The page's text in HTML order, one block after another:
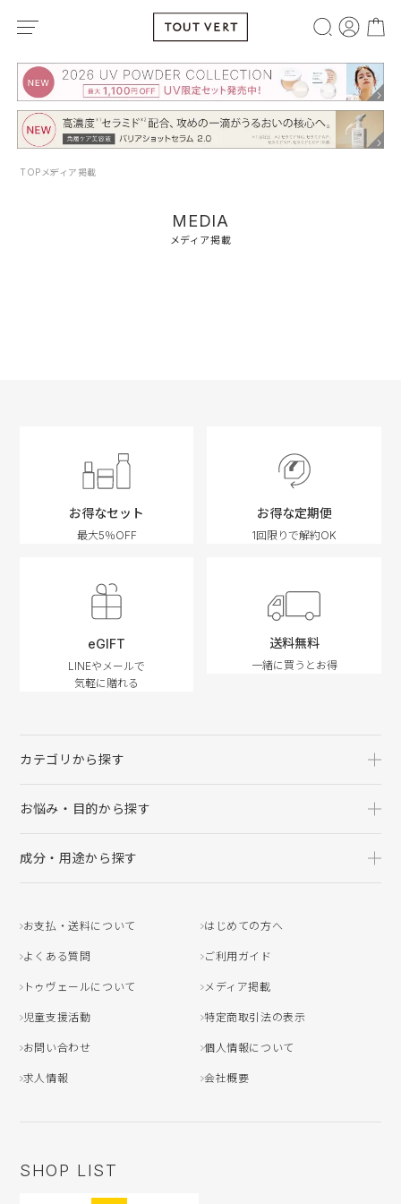
TOP メディア掲載
MEDIA
メディア掲載
お得なセット
最大5％OFF
お得な定期便
1回限りで解約OK
eGIFT
LINEやメールで
気軽に贈れる
送料無料
一緒に買うとお得
カテゴリから探す
お悩み・目的から探す
成分・用途から探す
お支払・送料について はじめての方へ
よくある質問 ご利用ガイド
トゥヴェールについて メディア掲載
児童支援活動 特定商取引法の表示
お問い合わせ 個人情報について
求人情報 会社概要
SHOP LIST